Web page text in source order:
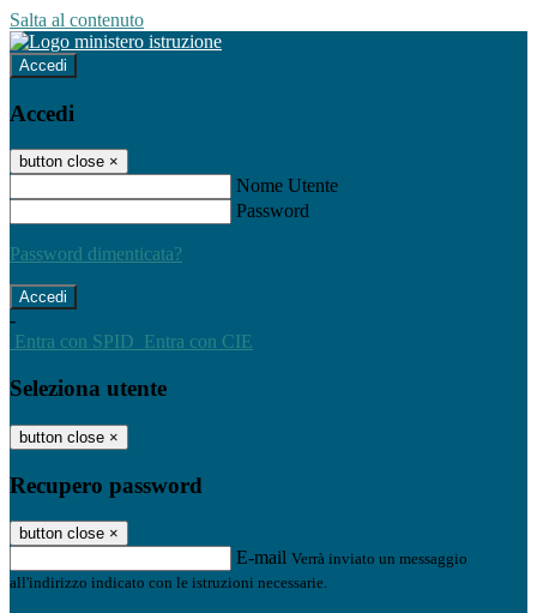
Salta al contenuto
Accedi
Accedi
button close ×
Nome Utente
Password
Password dimenticata?
-
Entra con SPID Entra con CIE
Seleziona utente
button close ×
Recupero password
button close ×
E-mail Verrà inviato un messaggio
all'indirizzo indicato con le istruzioni necessarie.